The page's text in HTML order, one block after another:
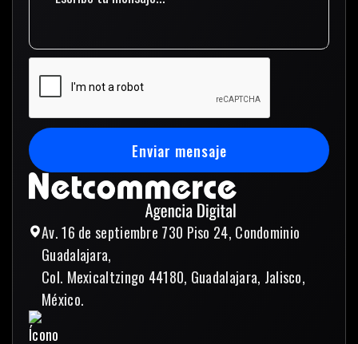
Av. 16 de septiembre 730 Piso 24, Condominio
Guadalajara,
Col. Mexicaltzingo 44180, Guadalajara, Jalisco,
México.
Enviar mensaje
Enviar mensaje